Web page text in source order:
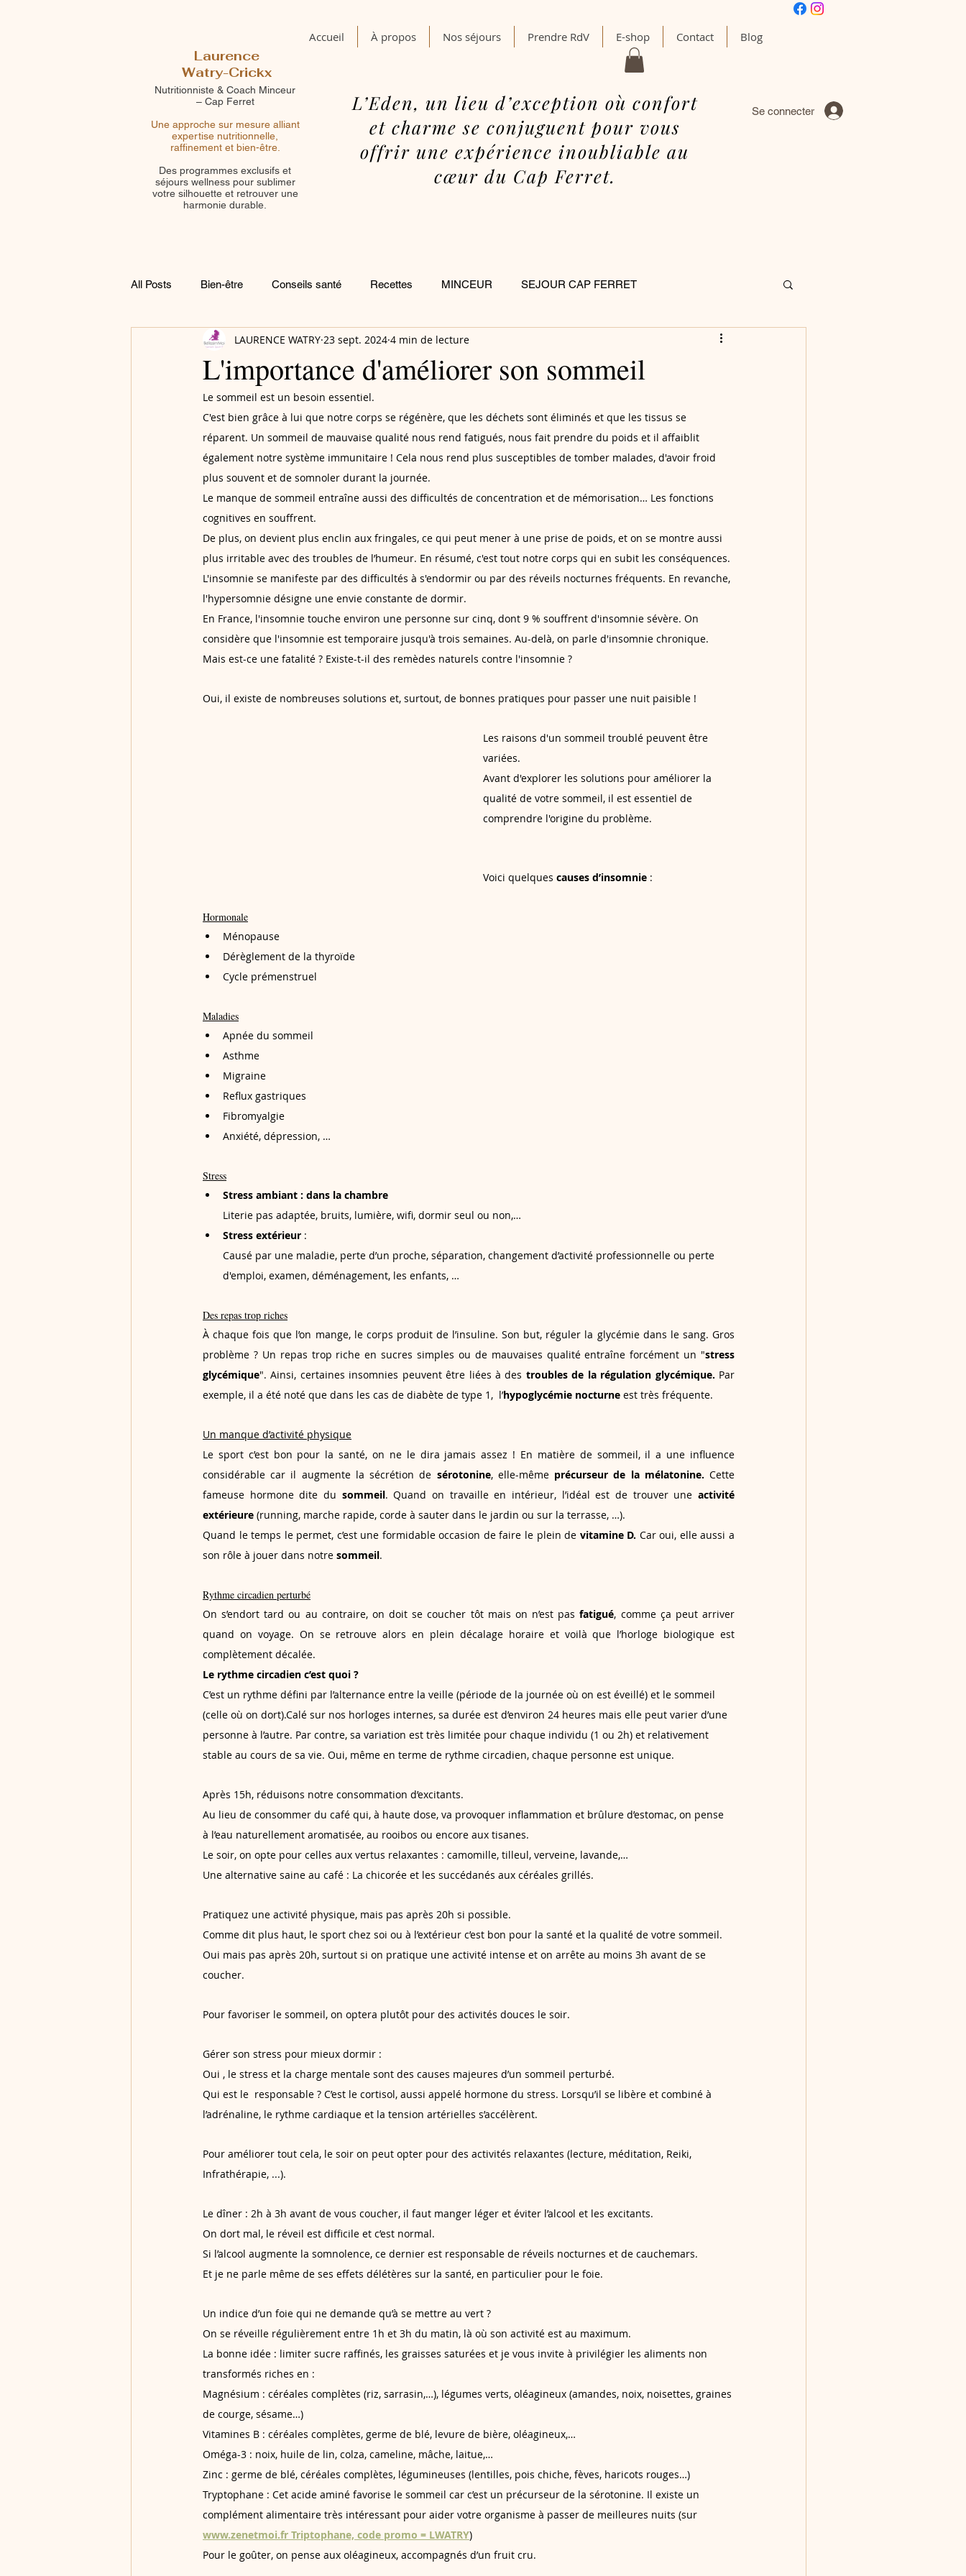
Laurence
Watry-Crickx
Nutritionniste & Coach Minceur
– Cap Ferret
Une approche sur mesure alliant
expertise nutritionnelle,
raffinement et bien-être.
Des programmes exclusifs et
séjours wellness pour sublimer
votre silhouette et retrouver une
harmonie durable.
Accueil À propos Nos séjours Prendre RdV E-shop Contact Blog
L’Eden, un lieu d’exception où confort
et charme se conjuguent pour vous
offrir une expérience inoubliable au
cœur du Cap Ferret.
Se connecter
All Posts Bien-être Conseils santé Recettes MINCEUR SEJOUR CAP FERRET
L'importance d'améliorer son sommeil
LAURENCE WATRY 23 sept. 2024 4 min de lecture
Le sommeil est un besoin essentiel.
C'est bien grâce à lui que notre corps se régénère, que les déchets sont éliminés et que les tissus se
réparent. Un sommeil de mauvaise qualité nous rend fatigués, nous fait prendre du poids et il affaiblit
également notre système immunitaire ! Cela nous rend plus susceptibles de tomber malades, d'avoir froid
plus souvent et de somnoler durant la journée.
Le manque de sommeil entraîne aussi des difficultés de concentration et de mémorisation… Les fonctions
cognitives en souffrent.
De plus, on devient plus enclin aux fringales, ce qui peut mener à une prise de poids, et on se montre aussi
plus irritable avec des troubles de l’humeur. En résumé, c'est tout notre corps qui en subit les conséquences.
L'insomnie se manifeste par des difficultés à s'endormir ou par des réveils nocturnes fréquents. En revanche,
l'hypersomnie désigne une envie constante de dormir.
En France, l'insomnie touche environ une personne sur cinq, dont 9 % souffrent d'insomnie sévère. On
considère que l'insomnie est temporaire jusqu'à trois semaines. Au-delà, on parle d'insomnie chronique.
Mais est-ce une fatalité ? Existe-t-il des remèdes naturels contre l'insomnie ?
Oui, il existe de nombreuses solutions et, surtout, de bonnes pratiques pour passer une nuit paisible !
Les raisons d'un sommeil troublé peuvent être
variées.
Avant d'explorer les solutions pour améliorer la
qualité de votre sommeil, il est essentiel de
comprendre l'origine du problème.
Voici quelques causes d’insomnie :
Hormonale
Ménopause
Dérèglement de la thyroïde
Cycle prémenstruel
Maladies
Apnée du sommeil
Asthme
Migraine
Reflux gastriques
Fibromyalgie
Anxiété, dépression, …
Stress
Stress ambiant : dans la chambre
Literie pas adaptée, bruits, lumière, wifi, dormir seul ou non,…
Stress extérieur :
Causé par une maladie, perte d’un proche, séparation, changement d’activité professionnelle ou perte
d'emploi, examen, déménagement, les enfants, …
Des repas trop riches
À chaque fois que l’on mange, le corps produit de l’insuline. Son but, réguler la glycémie dans le sang. Gros
problème ? Un repas trop riche en sucres simples ou de mauvaises qualité entraîne forcément un "stress
glycémique". Ainsi, certaines insomnies peuvent être liées à des troubles de la régulation glycémique. Par
exemple, il a été noté que dans les cas de diabète de type 1,  l’hypoglycémie nocturne est très fréquente.
Un manque d’activité physique
Le sport c’est bon pour la santé, on ne le dira jamais assez ! En matière de sommeil, il a une influence
considérable car il augmente la sécrétion de sérotonine, elle-même précurseur de la mélatonine. Cette
fameuse hormone dite du sommeil. Quand on travaille en intérieur, l’idéal est de trouver une activité
extérieure (running, marche rapide, corde à sauter dans le jardin ou sur la terrasse, …).
Quand le temps le permet, c’est une formidable occasion de faire le plein de vitamine D. Car oui, elle aussi a
son rôle à jouer dans notre sommeil.
Rythme circadien perturbé
On s’endort tard ou au contraire, on doit se coucher tôt mais on n’est pas fatigué, comme ça peut arriver
quand on voyage. On se retrouve alors en plein décalage horaire et voilà que l’horloge biologique est
complètement décalée.
Le rythme circadien c’est quoi ?
C’est un rythme défini par l’alternance entre la veille (période de la journée où on est éveillé) et le sommeil
(celle où on dort).Calé sur nos horloges internes, sa durée est d’environ 24 heures mais elle peut varier d’une
personne à l’autre. Par contre, sa variation est très limitée pour chaque individu (1 ou 2h) et relativement
stable au cours de sa vie. Oui, même en terme de rythme circadien, chaque personne est unique.
Après 15h, réduisons notre consommation d’excitants.
Au lieu de consommer du café qui, à haute dose, va provoquer inflammation et brûlure d’estomac, on pense
à l’eau naturellement aromatisée, au rooibos ou encore aux tisanes.
Le soir, on opte pour celles aux vertus relaxantes : camomille, tilleul, verveine, lavande,…
Une alternative saine au café : La chicorée et les succédanés aux céréales grillés.
Pratiquez une activité physique, mais pas après 20h si possible.
Comme dit plus haut, le sport chez soi ou à l’extérieur c’est bon pour la santé et la qualité de votre sommeil.
Oui mais pas après 20h, surtout si on pratique une activité intense et on arrête au moins 3h avant de se
coucher.
Pour favoriser le sommeil, on optera plutôt pour des activités douces le soir.
Gérer son stress pour mieux dormir :
Oui , le stress et la charge mentale sont des causes majeures d’un sommeil perturbé.
Qui est le  responsable ? C’est le cortisol, aussi appelé hormone du stress. Lorsqu’il se libère et combiné à
l’adrénaline, le rythme cardiaque et la tension artérielles s’accélèrent.
Pour améliorer tout cela, le soir on peut opter pour des activités relaxantes (lecture, méditation, Reiki,
Infrathérapie, ...).
Le dîner : 2h à 3h avant de vous coucher, il faut manger léger et éviter l’alcool et les excitants.
On dort mal, le réveil est difficile et c’est normal.
Si l’alcool augmente la somnolence, ce dernier est responsable de réveils nocturnes et de cauchemars.
Et je ne parle même de ses effets délétères sur la santé, en particulier pour le foie.
Un indice d’un foie qui ne demande qu’à se mettre au vert ?
On se réveille régulièrement entre 1h et 3h du matin, là où son activité est au maximum.
La bonne idée : limiter sucre raffinés, les graisses saturées et je vous invite à privilégier les aliments non
transformés riches en :
Magnésium : céréales complètes (riz, sarrasin,…), légumes verts, oléagineux (amandes, noix, noisettes, graines
de courge, sésame…)
Vitamines B : céréales complètes, germe de blé, levure de bière, oléagineux,…
Oméga-3 : noix, huile de lin, colza, cameline, mâche, laitue,…
Zinc : germe de blé, céréales complètes, légumineuses (lentilles, pois chiche, fèves, haricots rouges…)
Tryptophane : Cet acide aminé favorise le sommeil car c’est un précurseur de la sérotonine. Il existe un
complément alimentaire très intéressant pour aider votre organisme à passer de meilleures nuits (sur
www.zenetmoi.fr Triptophane, code promo = LWATRY)
Pour le goûter, on pense aux oléagineux, accompagnés d’un fruit cru.